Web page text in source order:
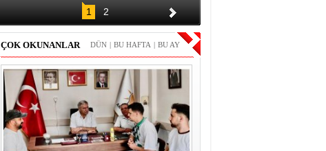
SPOR SOHBETİ
H. Yüksel GÜLAY
1 2
ÇOK OKUNANLAR BU AY
|
BU HAFTA
|
DÜN